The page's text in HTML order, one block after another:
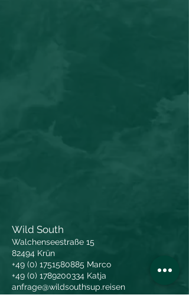
Wild South
Walchenseestraße 15
82494 Krün
+49 (0) 1751580885 Marco
+49 (0) 1789200334 Katja
anfrage@wildsouthsup.reisen